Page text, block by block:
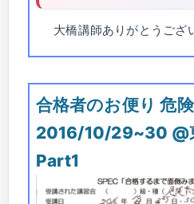
大橋講師ありがとうござ
合格者のお便り 危
2016/10/29~30 @
Part1